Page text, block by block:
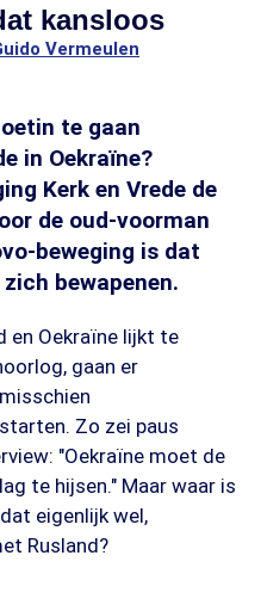
kansloos
Vermeulen
te gaan
in Oekraïne?
Kerk en Vrede de
de oud-voorman
beweging is dat
bewapenen.
en Oekraïne lijkt te
gaan er
Zo zei paus
"Oekraïne moet de
te hijsen." Maar waar is
eigenlijk wel,
Rusland?